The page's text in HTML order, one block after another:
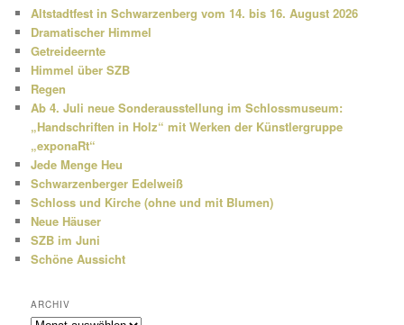
n
Altstadtfest in Schwarzenberg vom 14. bis 16. August 2026
Dramatischer Himmel
Getreideernte
Himmel über SZB
Regen
Ab 4. Juli neue Sonderausstellung im Schlossmuseum:
„Handschriften in Holz“ mit Werken der Künstlergruppe
„exponaRt“
Jede Menge Heu
Schwarzenberger Edelweiß
Schloss und Kirche (ohne und mit Blumen)
Neue Häuser
SZB im Juni
Schöne Aussicht
ARCHIV